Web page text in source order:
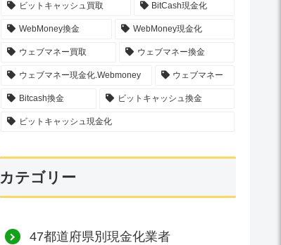
ビットキャッシュ買取 BitCash現金化
WebMoney換金 WebMoney現金化
ウェブマネー買取 ウェブマネー換金
ウェブマネー現金化.Webmoney ウェブマネー
Bitcash換金 ビットキャッシュ換金
ビットキャッシュ現金化
カテゴリー
47都道府県別現金化業者